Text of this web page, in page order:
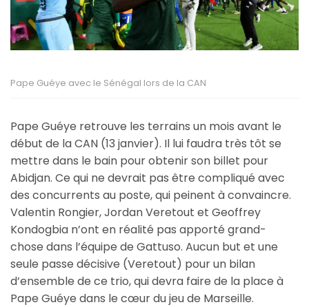
Pape Guéye avec le Sénégal lors de la CAN
Pape Guéye retrouve les terrains un mois avant le
début de la CAN (13 janvier). Il lui faudra très tôt se
mettre dans le bain pour obtenir son billet pour
Abidjan. Ce qui ne devrait pas être compliqué avec
des concurrents au poste, qui peinent à convaincre.
Valentin Rongier, Jordan Veretout et Geoffrey
Kondogbia n’ont en réalité pas apporté grand-
chose dans l’équipe de Gattuso. Aucun but et une
seule passe décisive (Veretout) pour un bilan
d’ensemble de ce trio, qui devra faire de la place à
Pape Guéye dans le cœur du jeu de Marseille.